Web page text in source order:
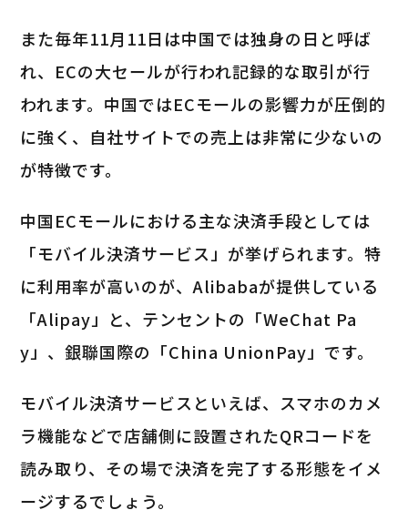
また毎年11月11日は中国では独身の日と呼ば
れ、ECの大セールが行われ記録的な取引が行
われます。中国ではECモールの影響力が圧倒的
に強く、自社サイトでの売上は非常に少ないの
が特徴です。
中国ECモールにおける主な決済手段としては
「モバイル決済サービス」が挙げられます。特
に利用率が高いのが、Alibabaが提供している
「Alipay」と、テンセントの「WeChat Pa
y」、銀聯国際の「China UnionPay」です。
モバイル決済サービスといえば、スマホのカメ
ラ機能などで店舗側に設置されたQRコードを
読み取り、その場で決済を完了する形態をイメ
ージするでしょう。